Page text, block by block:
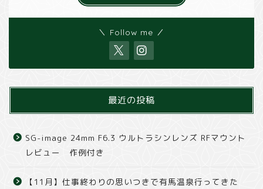
＼ Follow me ／
最近の投稿
SG-image 24mm F6.3 ウルトラシンレンズ RFマウント
レビュー 作例付き
【11月】仕事終わりの思いつきで有馬温泉行ってきた